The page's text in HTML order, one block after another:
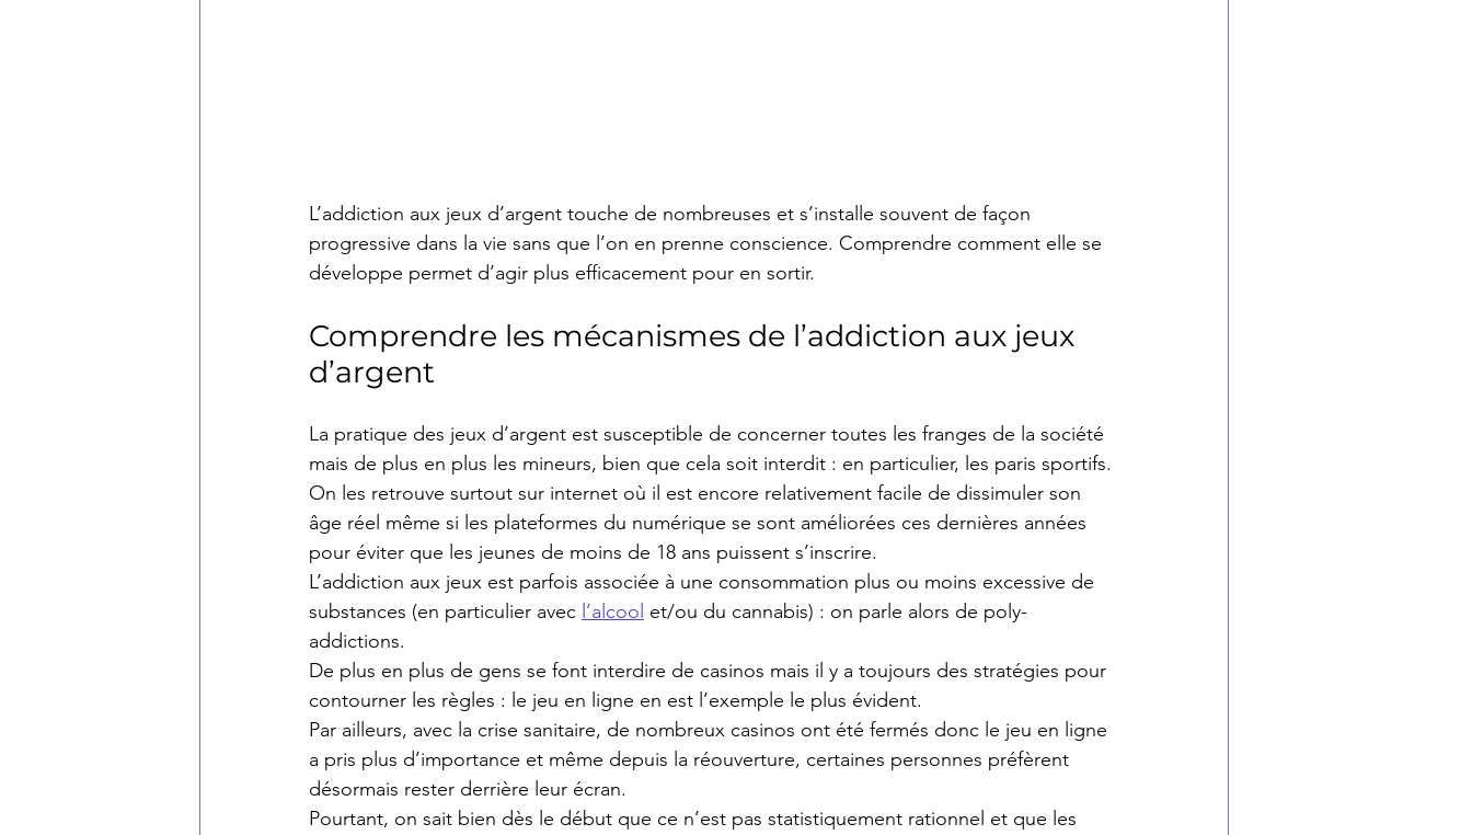
L’addiction aux jeux d’argent touche de nombreuses et s’installe souvent de façon
progressive dans la vie sans que l’on en prenne conscience. Comprendre comment elle se
développe permet d’agir plus efficacement pour en sortir.
Comprendre les mécanismes de l’addiction aux jeux
d’argent
La pratique des jeux d’argent est susceptible de concerner toutes les franges de la société
mais de plus en plus les mineurs, bien que cela soit interdit : en particulier, les paris sportifs.
On les retrouve surtout sur internet où il est encore relativement facile de dissimuler son
âge réel même si les plateformes du numérique se sont améliorées ces dernières années
pour éviter que les jeunes de moins de 18 ans puissent s’inscrire.
L’addiction aux jeux est parfois associée à une consommation plus ou moins excessive de
substances (en particulier avec l’alcool et/ou du cannabis) : on parle alors de poly-
addictions.
De plus en plus de gens se font interdire de casinos mais il y a toujours des stratégies pour
contourner les règles : le jeu en ligne en est l’exemple le plus évident.
Par ailleurs, avec la crise sanitaire, de nombreux casinos ont été fermés donc le jeu en ligne
a pris plus d’importance et même depuis la réouverture, certaines personnes préfèrent
désormais rester derrière leur écran.
Pourtant, on sait bien dès le début que ce n’est pas statistiquement rationnel et que les